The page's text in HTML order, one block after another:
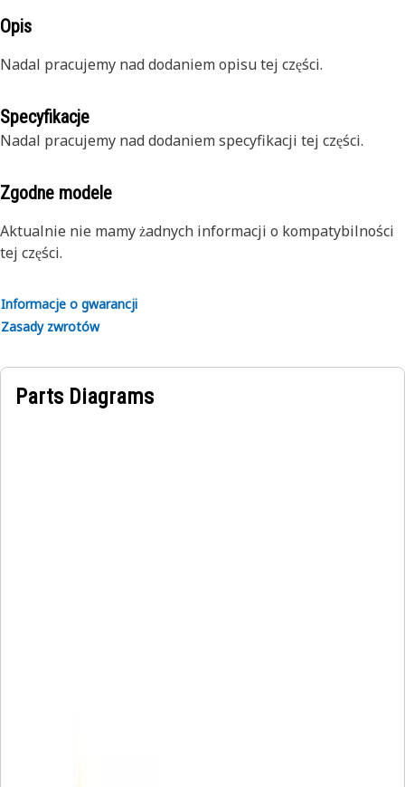
Opis
Nadal pracujemy nad dodaniem opisu tej części.
Specyfikacje
Nadal pracujemy nad dodaniem specyfikacji tej części.
Zgodne modele
Aktualnie nie mamy żadnych informacji o kompatybilności
tej części.
Informacje o gwarancji
Zasady zwrotów
Parts Diagrams